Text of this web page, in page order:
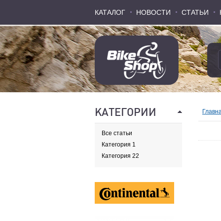
КАТАЛОГ НОВОСТИ СТАТЬИ
КАТАЛОГ НОВОСТИ СТАТЬИ
КАТЕГОРИИ
Все статьи
Категория 1
Категория 22